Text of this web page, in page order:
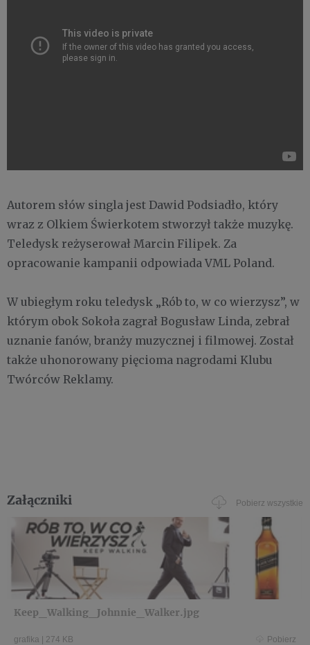
Autorem słów singla jest Dawid Podsiadło, który
wraz z Olkiem Świerkotem stworzył także muzykę.
Teledysk reżyserował Marcin Filipek. Za
opracowanie kampanii odpowiada VML Poland.
W ubiegłym roku teledysk „Rób to, w co wierzysz”, w
którym obok Sokoła zagrał Bogusław Linda, zebrał
uznanie fanów, branży muzycznej i filmowej. Został
także uhonorowany pięcioma nagrodami Klubu
Twórców Reklamy.
Załączniki Pobierz wszystkie
Keep_Walking_Johnnie_Walker.jpg
grafika 274 KB Pobierz